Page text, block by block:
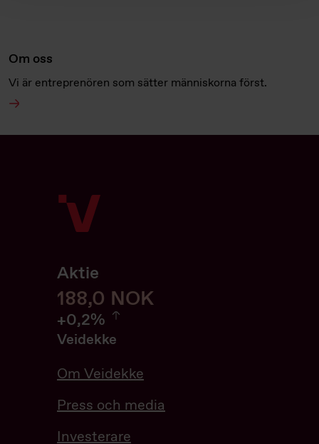
Om oss
Vi är entreprenören som sätter människorna först.
Aktie
188,0 NOK188
+0,2%
0.21%
Veidekke
Om Veidekke
Press och media
Investerare